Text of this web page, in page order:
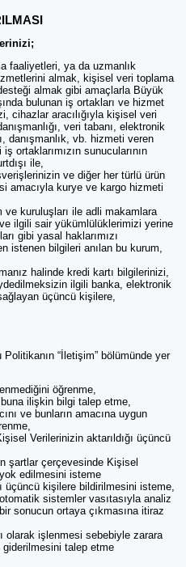
faaliyetleri, ya da uzmanlık
almak, kişisel veri toplama
almak gibi amaçlarla Büyük
bulunan iş ortakları ve hizmet
cihazlar aracılığıyla kişisel veri
veri tabanı, elektronik
danışmanlık, vb. hizmeti veren
ortaklarımızın sunucularının
ile,
ve diğer her türlü ürün
amacıyla kurye ve kargo hizmeti
kuruluşları ile adli makamlara
ilgili sair yükümlülüklerimizi yerine
gibi yasal haklarımızı
istenen bilgileri anılan bu kurum,
halinde kredi kartı bilgilerinizi,
ilgili banka, elektronik
üçüncü kişilere,
“İletişim” bölümünde yer
öğrenme,
ilişkin bilgi talep etme,
ve bunların amacına uygun
Verilerinizin aktarıldığı üçüncü
şartlar çerçevesinde Kişisel
edilmesini isteme
üçüncü kişilere bildirilmesini isteme,
sistemler vasıtasıyla analiz
sonucun ortaya çıkmasına itiraz
olarak işlenmesi sebebiyle zarara
giderilmesini talep etme